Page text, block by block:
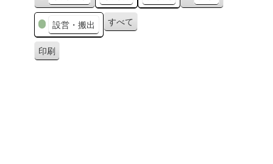
event)
テ
ゴ
リ
ー
設営・搬出 すべて
印刷